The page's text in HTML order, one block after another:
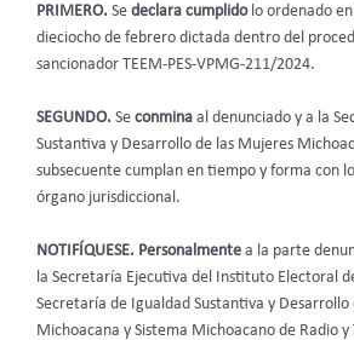
PRIMERO. Se declara cumplido lo ordenado
dieciocho de febrero dictada dentro del
sancionador TEEM-PES-VPMG-211/2024.
SEGUNDO. Se conmina al denunciado y a la
Sustantiva y Desarrollo de las Mujeres
subsecuente cumplan en tiempo y forma con
órgano jurisdiccional.
NOTIFÍQUESE. Personalmente a la parte
la Secretaría Ejecutiva del Instituto Electoral
Secretaría de Igualdad Sustantiva y Desarrollo
Michoacana y Sistema Michoacano de Radio y